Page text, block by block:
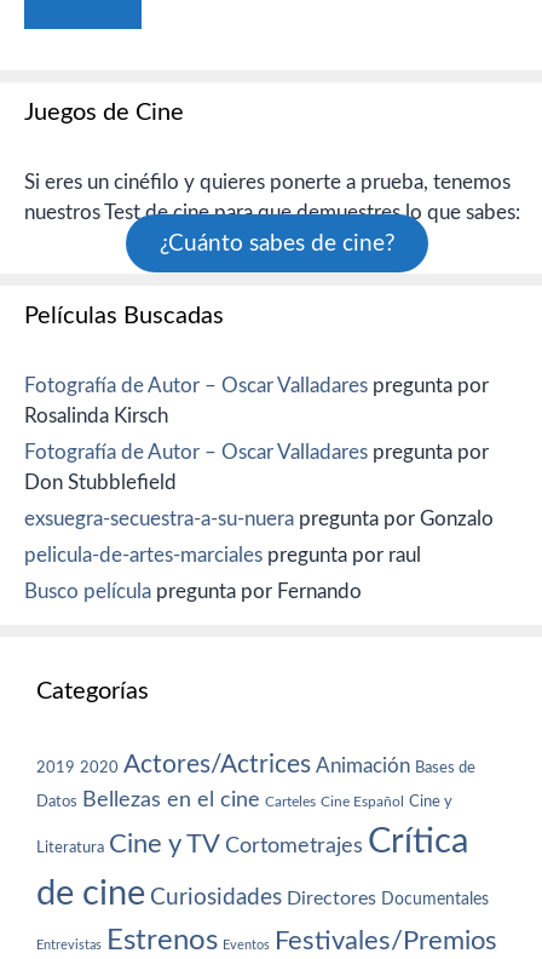
Juegos de Cine
Si eres un cinéfilo y quieres ponerte a prueba, tenemos
nuestros Test de cine para que demuestres lo que sabes:
¿Cuánto sabes de cine?
Películas Buscadas
Fotografía de Autor – Oscar Valladares pregunta por
Rosalinda Kirsch
Fotografía de Autor – Oscar Valladares pregunta por
Don Stubblefield
exsuegra-secuestra-a-su-nuera pregunta por Gonzalo
pelicula-de-artes-marciales pregunta por raul
Busco película pregunta por Fernando
Categorías
2019 2020 Actores/Actrices Animación Bases de
Datos Bellezas en el cine Carteles Cine Español Cine y
Literatura Cine y TV Cortometrajes Crítica
de cine Curiosidades Directores Documentales
Entrevistas Estrenos Eventos Festivales/Premios